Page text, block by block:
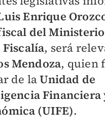
Enrique
del
Fiscalía, será
Mendoza, quien
de laUnidad de
Financiera
(UIFE).